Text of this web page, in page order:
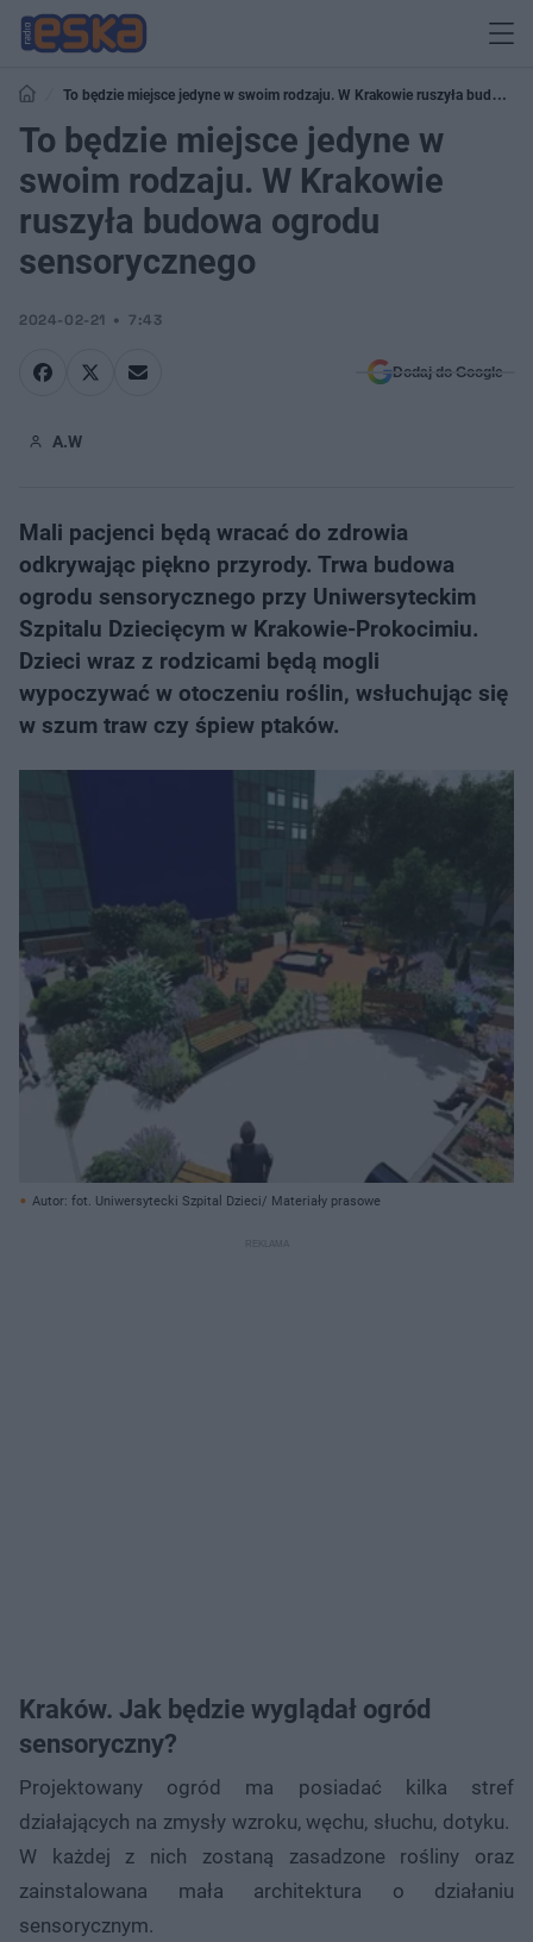
To będzie miejsce jedyne w swoim rodzaju. W Krakowie ruszyła budowa
ogrodu sensorycznego
To będzie miejsce jedyne w
swoim rodzaju. W Krakowie
ruszyła budowa ogrodu
sensorycznego
2024-02-21 7:43
Dodaj do Google
A.W
Mali pacjenci będą wracać do zdrowia
odkrywając piękno przyrody. Trwa budowa
ogrodu sensorycznego przy Uniwersyteckim
Szpitalu Dziecięcym w Krakowie-Prokocimiu.
Dzieci wraz z rodzicami będą mogli
wypoczywać w otoczeniu roślin, wsłuchując się
w szum traw czy śpiew ptaków.
Autor: fot. Uniwersytecki Szpital Dzieci/ Materiały prasowe
Kraków. Jak będzie wyglądał ogród
sensoryczny?
Projektowany ogród ma posiadać kilka stref
działających na zmysły wzroku, węchu, słuchu, dotyku.
W każdej z nich zostaną zasadzone rośliny oraz
zainstalowana mała architektura o działaniu
sensorycznym.